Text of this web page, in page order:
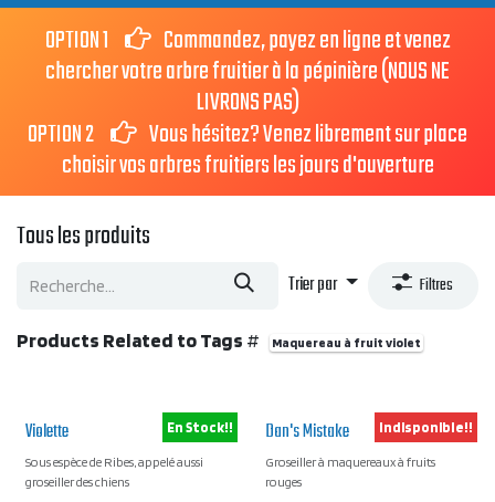
OPTION 1
Commandez, payez en ligne et venez
chercher votre arbre fruitier à la pépinière (NOUS NE
LIVRONS PAS)
OPTION 2
Vous hésitez? Venez librement sur place
choisir vos arbres fruitiers les jours d'ouverture
Tous les produits
Trier par Filtres
Products Related to Tags # Maquereau à fruit violet
Violette
Sous espèce de Ribes, appelé aussi
groseiller des chiens
En Stock!! Dan's Mistake
Groseiller à maquereaux à fruits
rouges
Indisponible!!